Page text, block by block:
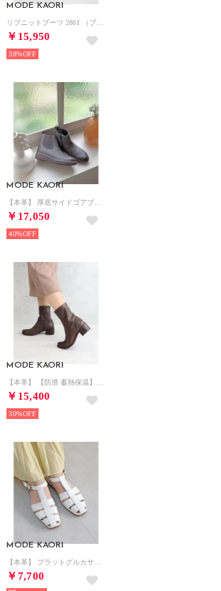
MODE KAORI
￥15,950
38%
MODE KAORI
￥17,050
40%
MODE KAORI
￥15,400
30%
MODE KAORI
￥7,700